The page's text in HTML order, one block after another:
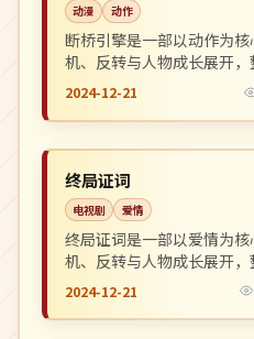
动漫 动作
断桥引擎是一部以动作为
机、反转与人物成长展开
观看。
2024-12-21
美国
终局证词
电视剧 爱情
终局证词是一部以爱情为
机、反转与人物成长展开
观看。
2024-12-21